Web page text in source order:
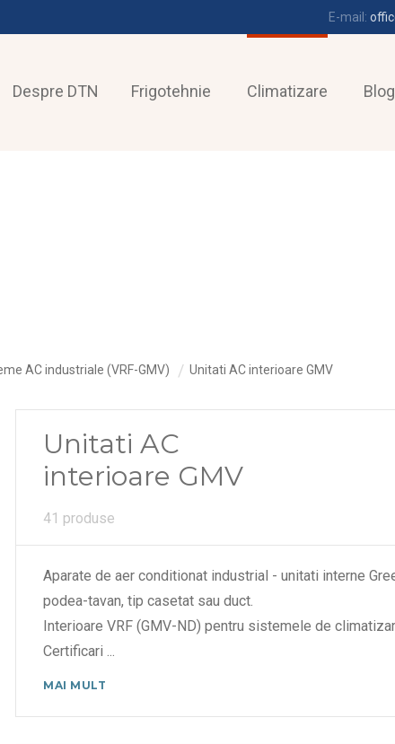
E-mail:
Despre DTN Frigotehnie Climatizare Blog
AC industriale (VRF-GMV) Unitati AC interioare GMV
Unitati AC
interioare GMV
41 produse
Aparate de aer conditionat industrial - unitati interne
podea-tavan, tip casetat sau duct.
Interioare VRF (GMV-ND) pentru sistemele de
Certificari...
MAI MULT